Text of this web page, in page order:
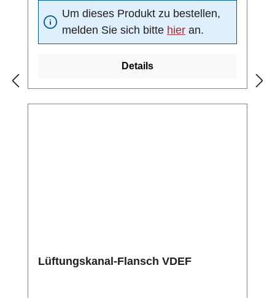
Um dieses Produkt zu bestellen,
melden Sie sich bitte hier an.
Details
Lüftungskanal-Flansch VDEF